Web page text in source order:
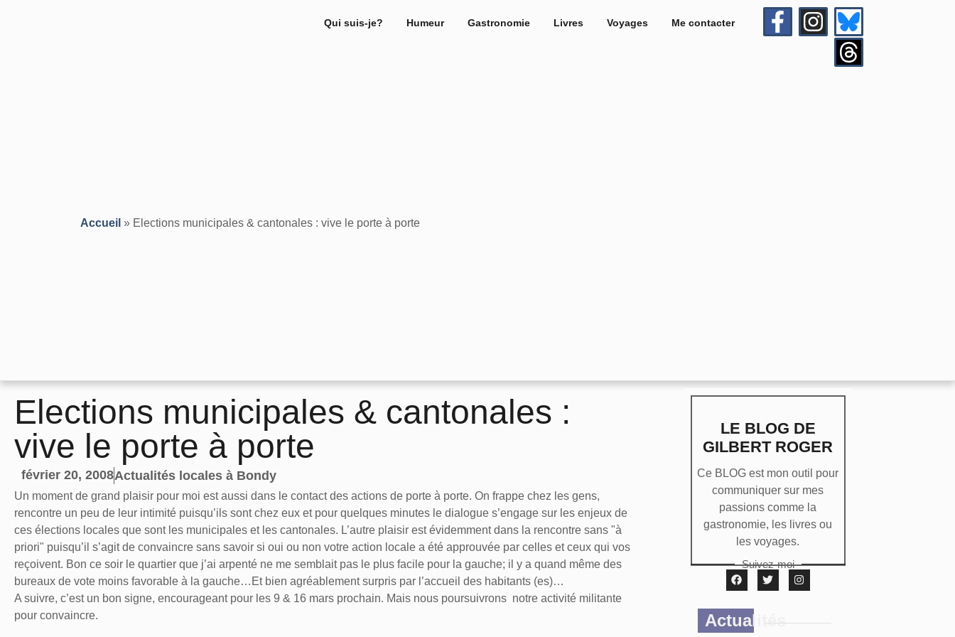
Qui suis-je? Humeur Gastronomie Livres Voyages Me contacter
Accueil » Elections municipales & cantonales : vive le porte à porte
Elections municipales & cantonales :
vive le porte à porte
février 20, 2008Actualités locales à Bondy
Un moment de grand plaisir pour moi est aussi dans le contact des actions de porte à porte. On frappe chez les gens,
rencontre un peu de leur intimité puisqu’ils sont chez eux et pour quelques minutes le dialogue s’engage sur les enjeux de
ces élections locales que sont les municipales et les cantonales. L’autre plaisir est évidemment dans la rencontre sans "à
priori" puisqu’il s’agit de convaincre sans savoir si oui ou non votre action locale a été approuvée par celles et ceux qui vos
reçoivent. Bon ce soir le quartier que j’ai arpenté ne me semblait pas le plus facile pour la gauche; il y a quand même des
bureaux de vote moins favorable à la gauche…Et bien agréablement surpris par l’accueil des habitants (es)…
A suivre, c’est un bon signe, encourageant pour les 9 & 16 mars prochain. Mais nous poursuivrons notre activité militante
pour convaincre.
LE BLOG DE
GILBERT ROGER
Ce BLOG est mon outil pour
communiquer sur mes
passions comme la
gastronomie, les livres ou
les voyages.
Suivez-moi
Actualités